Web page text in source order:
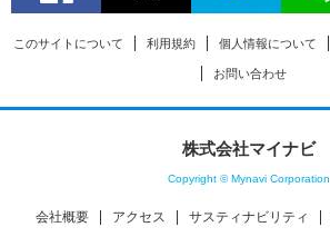
このサイトについて 利用規約 個人情報について
お問い合わせ
株式会社マイナビ
Copyright © Mynavi Corporation
会社概要 アクセス サスティナビリティ